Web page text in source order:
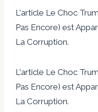
L'article Le Choc
Pas Encore) est
La Corruption.
L'article Le Choc
Pas Encore) est
La Corruption.